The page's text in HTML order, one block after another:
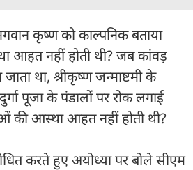
कृष्ण को काल्पनिक बताया
आहत नहीं होती थी? जब कांवड़
जाता था, श्रीकृष्ण जन्माष्टमी के
पूजा के पंडालों पर रोक लगाई
की आस्था आहत नहीं होती थी?
करते हुए अयोध्या पर बोले सीएम